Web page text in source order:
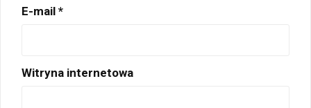
E-mail *
Witryna internetowa